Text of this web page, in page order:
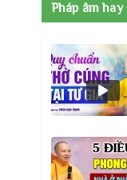
Pháp âm hay